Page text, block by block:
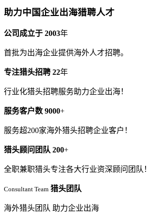
助力中国企业出海猎聘人才
公司成立于 2003年
首批为出海企业提供海外人才招聘。
专注猎头招聘 22年
行业化猎头招聘服务助力企业出海！
服务客户数 9000+
服务超200家海外猎头招聘企业客户！
猎头顾问团队 200+
全职兼职猎头专注各大行业资深顾问团队！
Consultant Team 猎头团队
海外猎头团队 助力企业出海